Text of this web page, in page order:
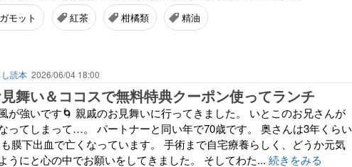
モット 紅茶 柑橘類 精油
読本 2026/06/04 18:00
舞い＆ココスで無料特典クーポン使ってランチ
が強いです🌀 親戚のお見舞いに行ってきました。 いとこのお兄さんが
ってしまって…。 パートナーと同い年で70歳です。 奥さんは3年くらい
膜下出血で亡くなっています。 手術まで自宅療養らしく、どうか元気
うにと心の中でお願いをしてきました。 そしてわた... 続きをみる